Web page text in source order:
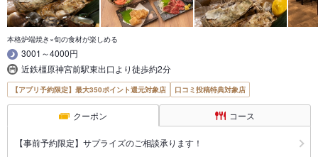
本格炉端焼き×旬の食材が楽しめる
3001～4000円
近鉄橿原神宮前駅東出口より徒歩約2分
【アプリ予約限定】最大350ポイント還元対象店 口コミ投稿特典対象店
クーポン コース
【事前予約限定】サプライズのご相談承ります！